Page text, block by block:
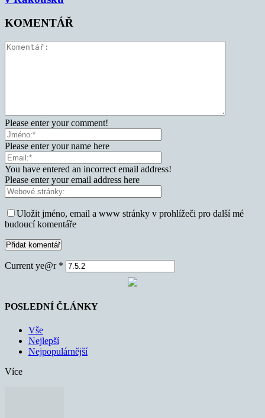
KOMENTÁŘ
Please enter your comment!
Please enter your name here
You have entered an incorrect email address!
Please enter your email address here
Uložit jméno, email a www stránky v prohlížeči pro další mé
budoucí komentáře
Current ye@r *
POSLEDNÍ ČLÁNKY
Vše
Nejlepší
Nejpopulárnější
Více